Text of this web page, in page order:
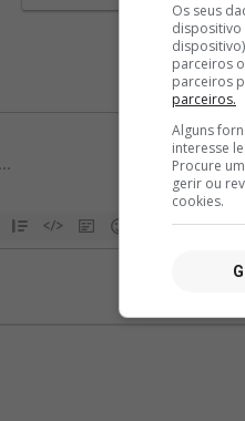
Os seus
dispositivo
parceiros
parceiros
parceiros.
Alguns
interesse
Procure
gerir ou
cookies.